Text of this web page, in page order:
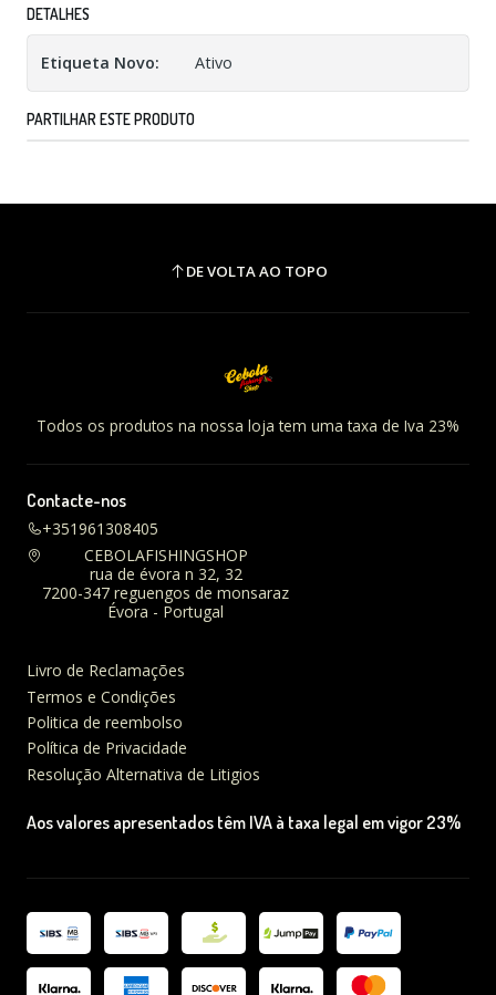
DETALHES
Etiqueta Novo: Ativo
PARTILHAR ESTE PRODUTO
DE VOLTA AO TOPO
Todos os produtos na nossa loja tem uma taxa de Iva 23%
Contacte-nos
+351961308405
CEBOLAFISHINGSHOP
rua de évora n 32, 32
7200-347 reguengos de monsaraz
Évora - Portugal
Livro de Reclamações
Termos e Condições
Politica de reembolso
Política de Privacidade
Resolução Alternativa de Litigios
Aos valores apresentados têm IVA à taxa legal em vigor 23%